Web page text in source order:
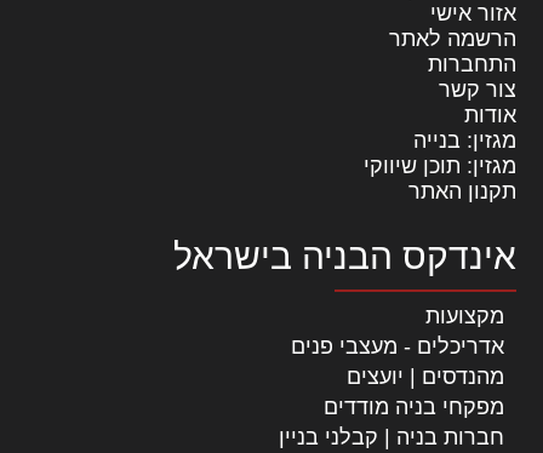
אזור אישי
הרשמה לאתר
התחברות
צור קשר
אודות
מגזין: בנייה
מגזין: תוכן שיווקי
תקנון האתר
אינדקס הבניה בישראל
מקצועות
אדריכלים - מעצבי פנים
מהנדסים | יועצים
מפקחי בניה מודדים
חברות בניה | קבלני בניין